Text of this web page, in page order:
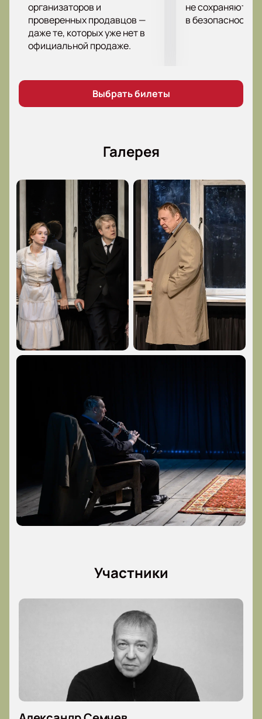
настоящей семьи.
Стоимость билетов
Цена билетов в театр на спектакль «Старший сын»
На нашем сайте представлены варианты в партере,
амфитеатре и на балконе.
сын» в театр имени Г. Камалавоспользуйтесь
нашим сервисом. Выберите свободные места,
укажите контактные данные и завершите онлайн-
бронь. Электронные билеты поступят на вашу
электронную почту в течение пяти минут после
подтверждения платежа.
Обратите внимание, возможна смена актёрского
состава.
Режиссёр:Андрей Калинин
Актёрский состав:
Кирилл Власов, Александр
Семчев, Анна Затеева, Максим Осинцев, Даниил
Феофанов, Антон Лобан, Юлия Витрук, Владимир
организаторов и
проверенных продавцов —
даже те, которых уже нет в
официальной продаже.
не сохраняются
в безопасности.
Выбрать билеты
Галерея
Участники